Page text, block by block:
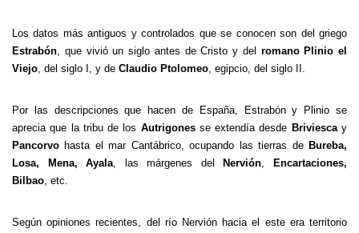
Los datos más antiguos y controlados que se conocen son del griego
Estrabón, que vivió un siglo antes de Cristo y del romano Plinio el
Viejo, del siglo I, y de Claudio Ptolomeo, egipcio, del siglo II.
Por las descripciones que hacen de España, Estrabón y Plinio se
aprecia que la tribu de los Autrigonesse extendía desde Briviescay
Pancorvo hasta el mar Cantábrico, ocupando las tierras de Bureba,
Losa, Mena, Ayala, las márgenes del Nervión,
Encartaciones,
Bilbao, etc.
Según opiniones recientes, del río Nervión hacia el este era territorio